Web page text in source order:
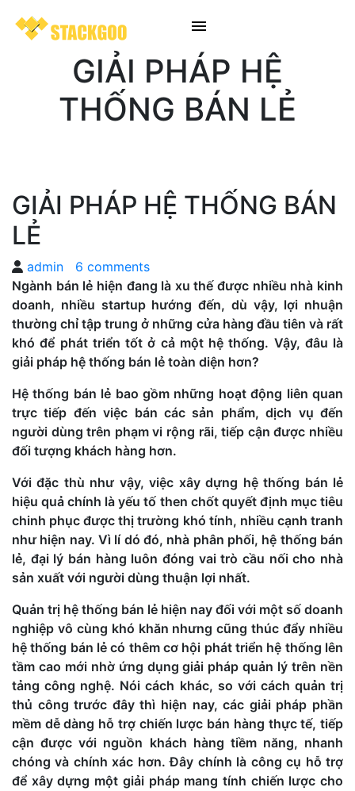
GIẢI PHÁP HỆ
THỐNG BÁN LẺ
GIẢI PHÁP HỆ THỐNG BÁN
LẺ
admin
6 comments
Ngành bán lẻ hiện đang là xu thế được nhiều nhà kinh
doanh, nhiều startup hướng đến, dù vậy, lợi nhuận
thường chỉ tập trung ở những cửa hàng đầu tiên và rất
khó để phát triển tốt ở cả một hệ thống. Vậy, đâu là
giải pháp hệ thống bán lẻ toàn diện hơn?
Hệ thống bán lẻ bao gồm những hoạt động liên quan
trực tiếp đến việc bán các sản phẩm, dịch vụ đến
người dùng trên phạm vi rộng rãi, tiếp cận được nhiều
đối tượng khách hàng hơn.
Với đặc thù như vậy, việc xây dựng hệ thống bán lẻ
hiệu quả chính là yếu tố then chốt quyết định mục tiêu
chinh phục được thị trường khó tính, nhiều cạnh tranh
như hiện nay. Vì lí dó đó, nhà phân phối, hệ thống bán
lẻ, đại lý bán hàng luôn đóng vai trò cầu nối cho nhà
sản xuất với người dùng thuận lợi nhất.
Quản trị hệ thống bán lẻ hiện nay đối với một số doanh
nghiệp vô cùng khó khăn nhưng cũng thúc đẩy nhiều
hệ thống bán lẻ có thêm cơ hội phát triển hệ thống lên
tầm cao mới nhờ ứng dụng giải pháp quản lý trên nền
tảng công nghệ. Nói cách khác, so với cách quản trị
thủ công trước đây thì hiện nay, các giải pháp phần
mềm dễ dàng hỗ trợ chiến lược bán hàng thực tế, tiếp
cận được với nguồn khách hàng tiềm năng, nhanh
chóng và chính xác hơn. Đây chính là công cụ hỗ trợ
để xây dựng một giải pháp mang tính chiến lược cho